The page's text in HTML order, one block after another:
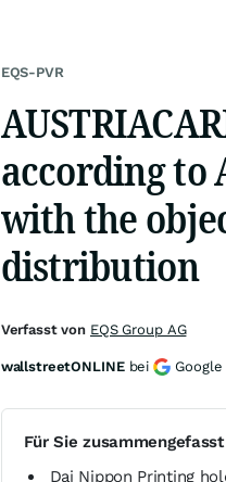
EQS-PVR
according to
with the
distribution
Für Sie zusammengefasst
Dai Nippon Printing
Verfasst von EQS Group AG
wallstreetONLINE bei